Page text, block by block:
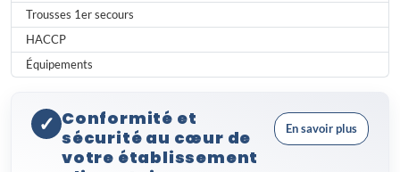
Trousses 1er secours
HACCP
Équipements
✓ Conformité et
sécurité au cœur de
votre établissement
En savoir plus